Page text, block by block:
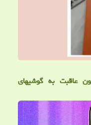
عاقبت به گوشیهای